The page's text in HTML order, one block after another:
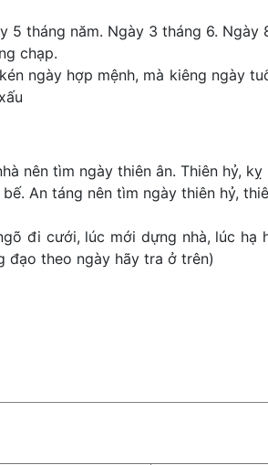
5 tháng năm. Ngày 3 tháng 6.
chạp.
ngày hợp mệnh, mà kiêng ngày
nên tìm ngày thiên ân. Thiên hỷ,
An táng nên tìm ngày thiên hỷ,
đi cưới, lúc mới dựng nhà, lúc hạ
đạo theo ngày hãy tra ở trên)